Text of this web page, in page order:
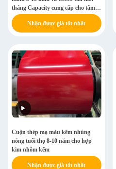
tháng Capacity cung cấp cho tấm
mái nhà và tường
Nhận được giá tốt nhất
Cuộn thép mạ màu kẽm nhúng
nóng tuổi thọ 8-10 năm cho hợp
kim nhôm kẽm
Nhận được giá tốt nhất